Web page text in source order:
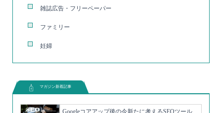
雑誌広告・フリーペーパー
ファミリー
妊婦
マガジン新着記事
Googleコアアップ後の今新たに考えるSEOツール